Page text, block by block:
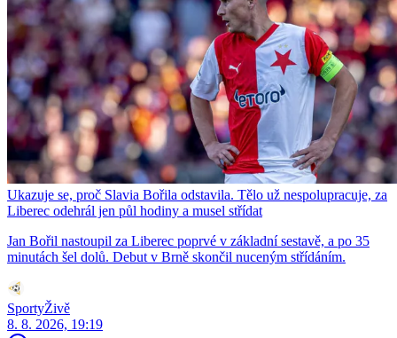
Ukazuje se, proč Slavia Bořila odstavila. Tělo už nespolupracuje, za
Liberec odehrál jen půl hodiny a musel střídat
Jan Bořil nastoupil za Liberec poprvé v základní sestavě, a po 35
minutách šel dolů. Debut v Brně skončil nuceným střídáním.
SportyŽivě
8. 8. 2026, 19:19